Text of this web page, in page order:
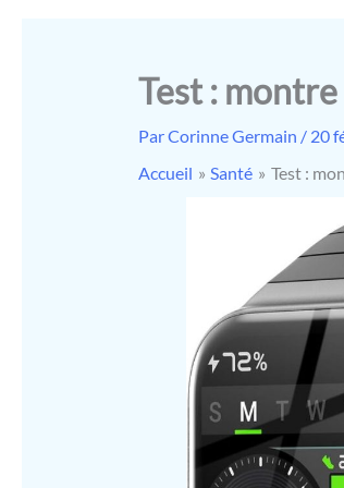
Test :
ParCorinne Germain / 20
Accueil
Santé Test :